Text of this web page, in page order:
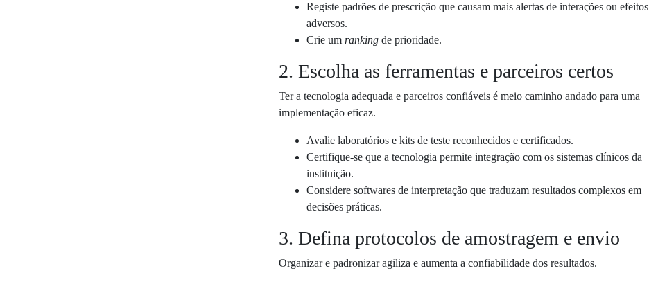
Registe padrões de prescrição que causam mais alertas de interações ou efeitos
adversos.
Crie um ranking de prioridade.
2. Escolha as ferramentas e parceiros certos
Ter a tecnologia adequada e parceiros confiáveis é meio caminho andado para uma
implementação eficaz.
Avalie laboratórios e kits de teste reconhecidos e certificados.
Certifique-se que a tecnologia permite integração com os sistemas clínicos da
instituição.
Considere softwares de interpretação que traduzam resultados complexos em
decisões práticas.
3. Defina protocolos de amostragem e envio
Organizar e padronizar agiliza e aumenta a confiabilidade dos resultados.